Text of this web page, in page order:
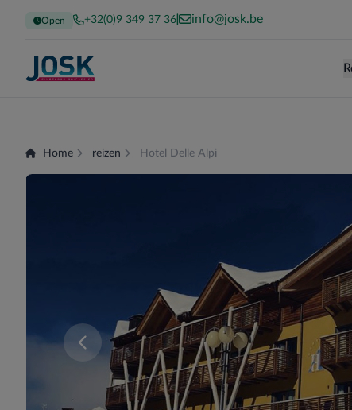
Open +32(0)9 349 37 36 info@josk.be
Terug naar de homepage
Home reizen Hotel Delle Alpi
Er zijn momenteel geen kamers beschikbaar